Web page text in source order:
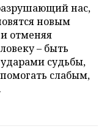
нас,
новым
отменяя
– быть
судьбы,
помогать слабым,